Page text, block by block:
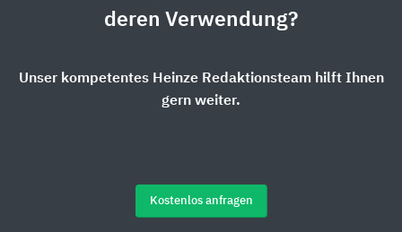
deren Verwendung?
Unser kompetentes Heinze Redaktionsteam hilft Ihnen
gern weiter.
Kostenlos anfragen